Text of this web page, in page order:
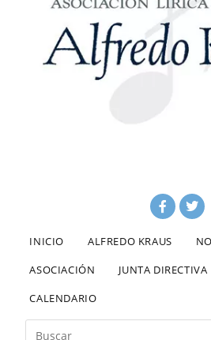
INICIO ALFREDO KRAUS
ASOCIACIÓN
JUNTA DIRECTIVA
CALENDARIO